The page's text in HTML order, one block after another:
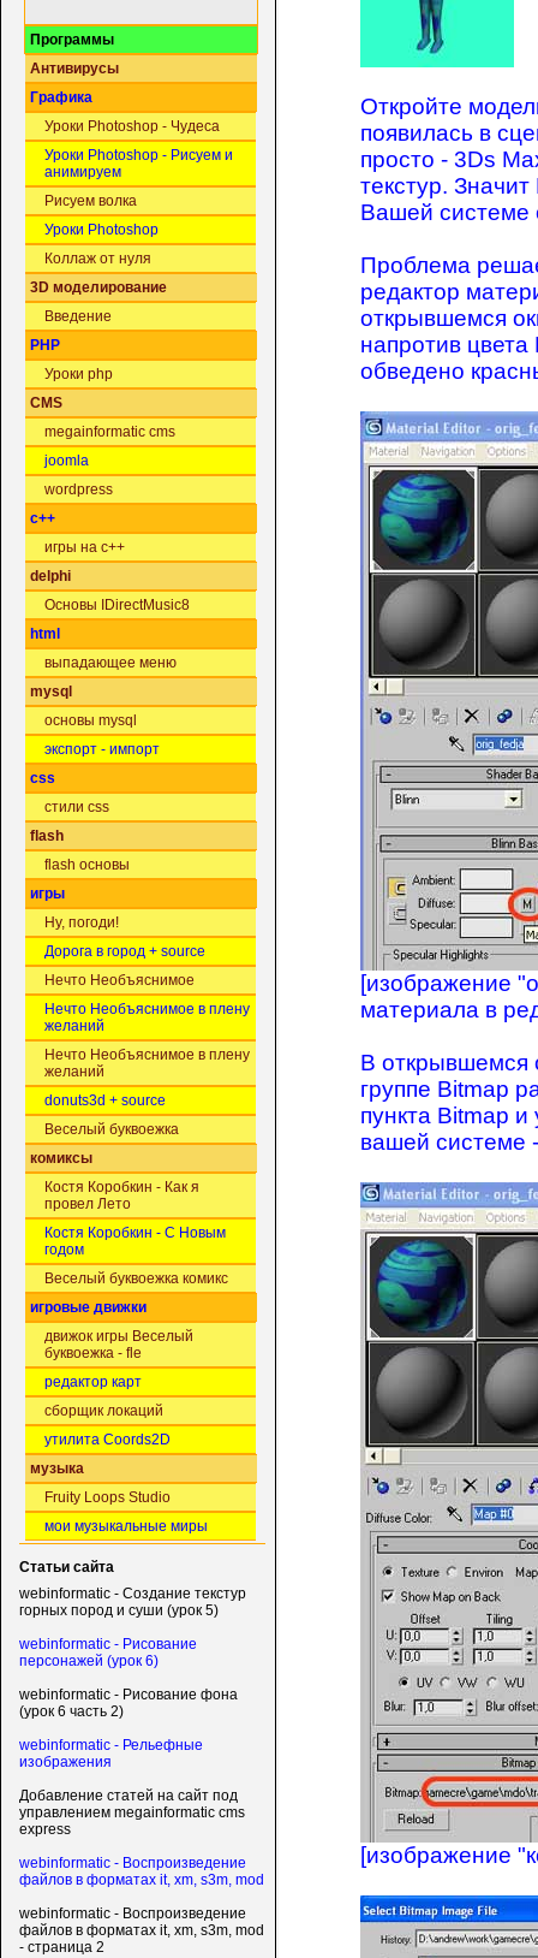
Программы
Антивирусы
Графика
Уроки Photoshop - Чудеса
Уроки Photoshop - Рисуем и
анимируем
Рисуем волка
Уроки Photoshop
Коллаж от нуля
3D моделирование
Введение
PHP
Уроки php
CMS
megainformatic cms
joomla
wordpress
c++
игры на c++
delphi
Основы IDirectMusic8
html
выпадающее меню
mysql
основы mysql
экспорт - импорт
css
стили css
flash
flash основы
игры
Ну, погоди!
Дорога в город + source
Нечто Необъяснимое
Нечто Необъяснимое в плену
желаний
Нечто Необъяснимое в плену
желаний
donuts3d + source
Веселый буквоежка
комиксы
Костя Коробкин - Как я
провел Лето
Костя Коробкин - С Новым
годом
Веселый буквоежка комикс
игровые движки
движок игры Веселый
буквоежка - fle
редактор карт
сборщик локаций
утилита Coords2D
музыка
Fruity Loops Studio
мои музыкальные миры
Статьи сайта
webinformatic - Создание текстур
горных пород и суши (урок 5)
webinformatic - Рисование
персонажей (урок 6)
webinformatic - Рисование фона
(урок 6 часть 2)
webinformatic - Рельефные
изображения
Добавление статей на сайт под
управлением megainformatic cms
express
webinformatic - Воспроизведение
файлов в форматах it, xm, s3m, mod
webinformatic - Воспроизведение
файлов в форматах it, xm, s3m, mod
- страница 2
Откройте
появилась в
просто - 3Ds
текстур.
Вашей системе
Проблема
редактор
открывшемся
напротив
обведено
[изображение
материала в
В открывшемся
группе Bitmap
пункта Bitmap и
вашей системе -
[изображение